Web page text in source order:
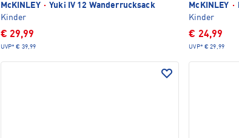
McKINLEY · Yuki IV 12 Wanderrucksack
Kinder
€ 29,99
UVP* € 39,99
McKINLEY ·
Kinder
€ 24,99
UVP* € 29,99